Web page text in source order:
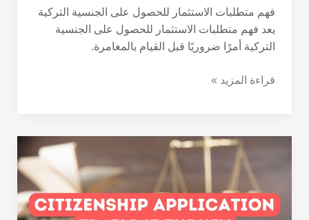
فهم متطلبات الاستثمار للحصول على الجنسية التركية
يعد فهم متطلبات الاستثمار للحصول على الجنسية
التركية أمرًا ضروريًا قبل القيام بالمغامرة.
قراءة المزيد »
الزمني
لتقديم
طلبات
الحصول